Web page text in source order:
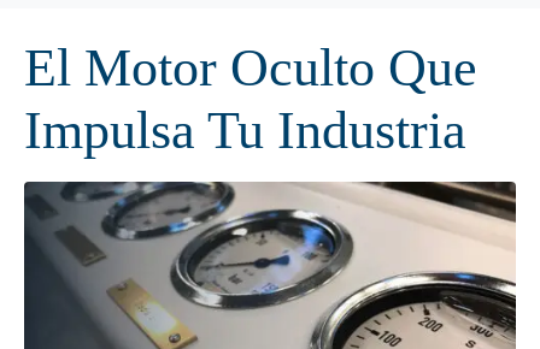
El Motor Oculto Que
Impulsa Tu Industria